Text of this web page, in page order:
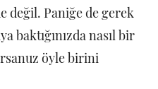
değil. Paniğe de gerek
baktığınızda nasıl bir
öyle birini